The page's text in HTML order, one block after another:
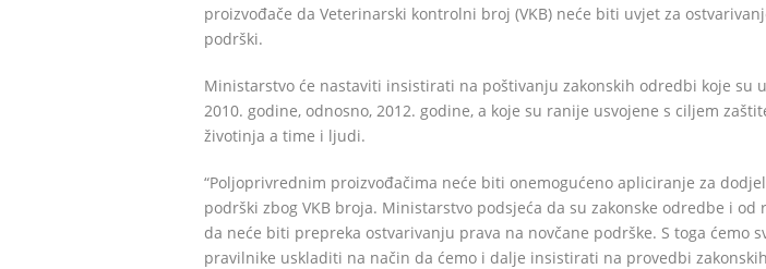
proizvođače da Veterinarski kontrolni broj (VKB) neće biti uvjet za
podrški.
Ministarstvo će nastaviti insistirati na poštivanju zakonskih odredbi koje su
2010. godine, odnosno, 2012. godine, a koje su ranije usvojene s ciljem
životinja a time i ljudi.
“Poljoprivrednim proizvođačima neće biti onemogućeno apliciranje za
podrški zbog VKB broja. Ministarstvo podsjeća da su zakonske odredbe i od
da neće biti prepreka ostvarivanju prava na novčane podrške. S toga ćemo
pravilnike uskladiti na način da ćemo i dalje insistirati na provedbi